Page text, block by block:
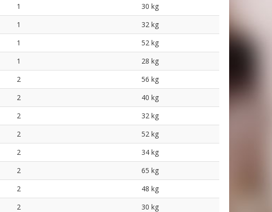
1
30 kg
1
32 kg
1
52 kg
1
28 kg
2
56 kg
2
40 kg
2
32 kg
2
52 kg
2
34 kg
2
65 kg
2
48 kg
2
30 kg